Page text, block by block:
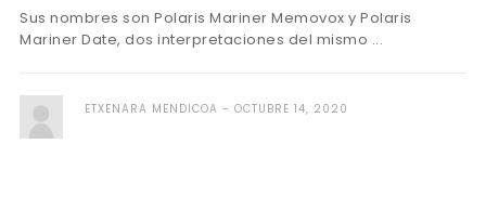
Sus nombres son Polaris Mariner Memovox y Polaris
Mariner Date, dos interpretaciones del mismo ...
ETXENARA MENDICOA OCTUBRE 14, 2020